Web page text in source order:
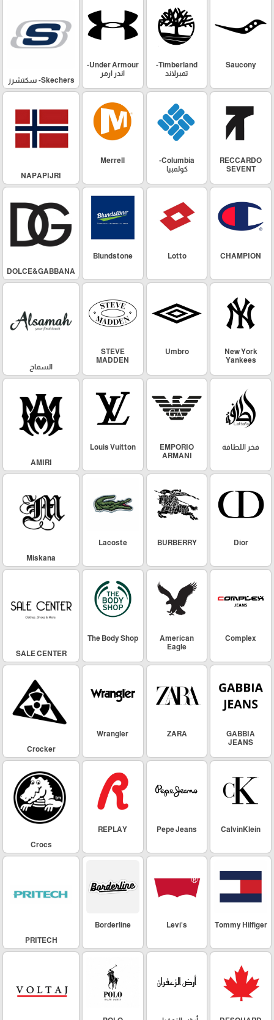
Saucony
Timberland-
تمبرلاند
Under Armour-
اندر ارمر
Skechers- سكتشرز
RECCARDO
SEVENT
Columbia-
كولمبيا
Merrell
NAPAPIJRI
CHAMPION
Lotto
Blundstone
DOLCE&GABBANA
New York
Yankees
Umbro
STEVE
MADDEN
السماح
فخر اللطافة
EMPORIO
ARMANI
Louis Vuitton
AMIRI
Dior
BURBERRY
Lacoste
Miskana
Complex
American
Eagle
The Body Shop
SALE CENTER
GABBIA
JEANS
ZARA
Wrangler
Crocker
CalvinKlein
Pepe Jeans
REPLAY
Crocs
Tommy Hilfiger
Levi's
Borderline
PRITECH